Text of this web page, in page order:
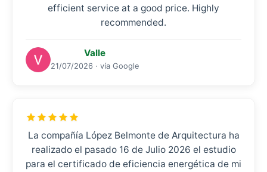
efficient service at a good price. Highly
recommended.
Valle
21/07/2026 · vía Google
La compañía López Belmonte de Arquitectura ha
realizado el pasado 16 de Julio 2026 el estudio
para el certificado de eficiencia energética de mi